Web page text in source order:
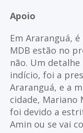
Apoio
Em Araranguá,
MDB estão no
não. Um
indício, foi a
Araranguá, e a
cidade, Mariano
foi devido a
Amin ou se vai